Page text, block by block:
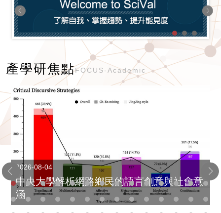
產學研焦點FOCUS-Academic
2026-08-04
中央大學解析網路鄉民的語言創意與社會意
涵